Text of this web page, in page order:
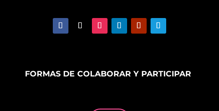
FORMAS DE COLABORAR Y PARTICIPAR